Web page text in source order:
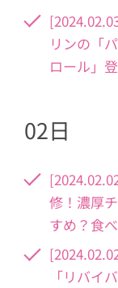
リンの「
ロール」
02日
修！濃厚
すめ？食
「リバイ